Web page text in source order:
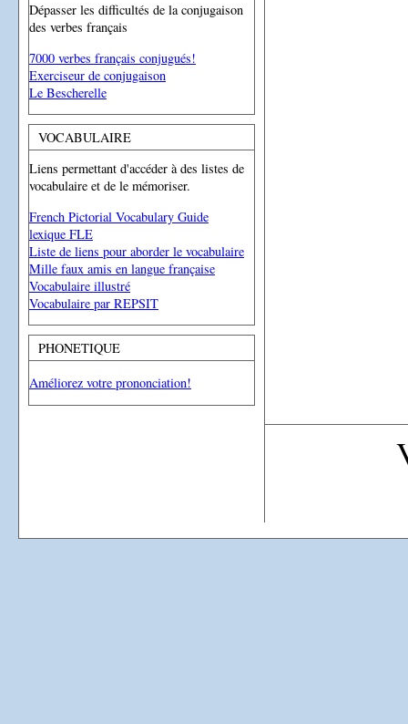
Dépasser les difficultés de la conjugaison
des verbes français
7000 verbes français conjugués!
Exerciseur de conjugaison
Le Bescherelle
VOCABULAIRE
Liens permettant d'accéder à des listes de
vocabulaire et de le mémoriser.
French Pictorial Vocabulary Guide
lexique FLE
Liste de liens pour aborder le vocabulaire
Mille faux amis en langue française
Vocabulaire illustré
Vocabulaire par REPSIT
PHONETIQUE
Améliorez votre prononciation!